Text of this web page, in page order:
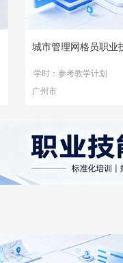
城市管理网格员职业
学时：参考教学计划
广州市